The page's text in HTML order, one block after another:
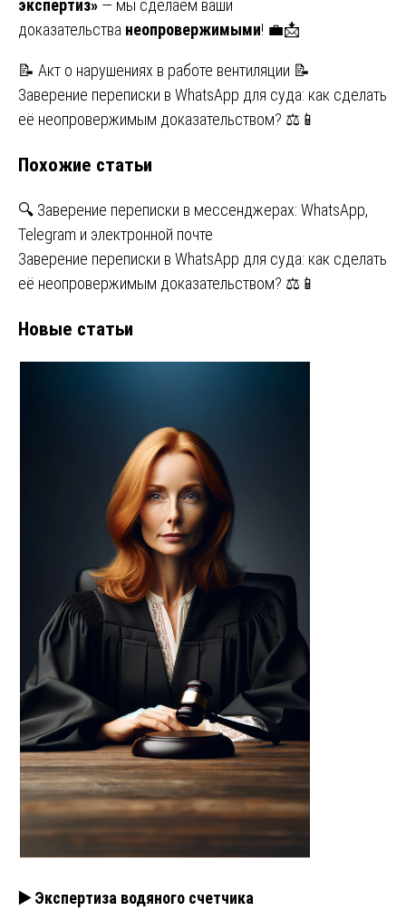
экспертиз» — мы сделаем ваши
доказательства неопровержимыми! 💼📩
Навигация
по
📝 Акт о нарушениях в работе вентиляции 📝
Заверение переписки в WhatsApp для суда: как сделать
её неопровержимым доказательством? ⚖️📱
Похожие статьи
🔍 Заверение переписки в мессенджерах: WhatsApp,
Telegram и электронной почте
Заверение переписки в WhatsApp для суда: как сделать
её неопровержимым доказательством? ⚖️📱
Новые статьи
▶️ Экспертиза водяного счетчика